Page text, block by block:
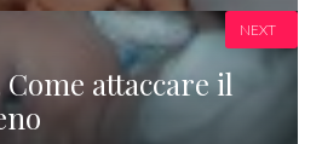
attaccare il
NEXT